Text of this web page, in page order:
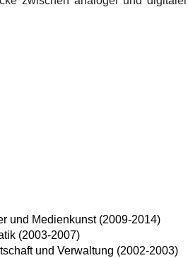
und Medienkunst (2009-2014)
(2003-2007)
und Verwaltung (2002-2003)